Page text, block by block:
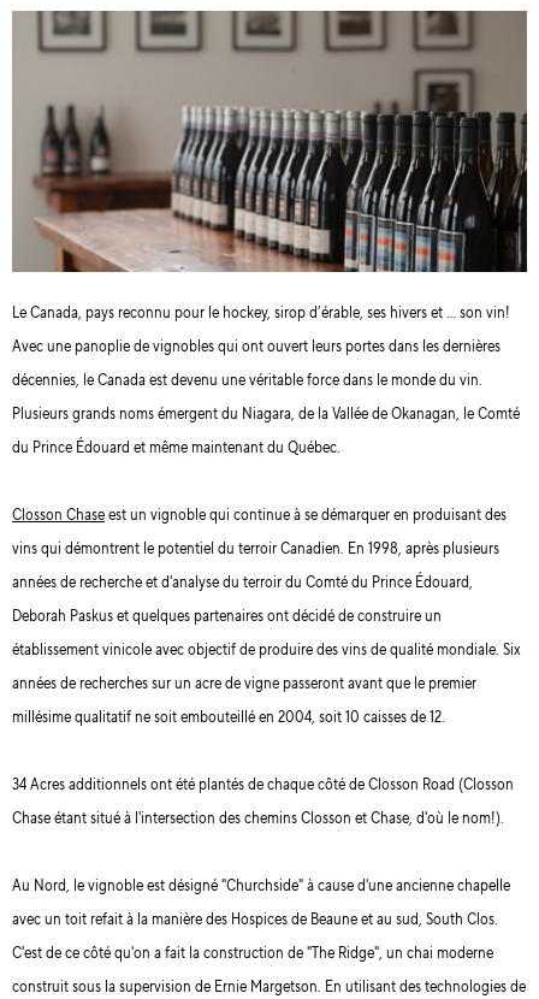
Le Canada, pays reconnu pour le hockey, sirop d’érable, ses hivers et … son vin!
Avec une panoplie de vignobles qui ont ouvert leurs portes dans les dernières
décennies, le Canada est devenu une véritable force dans le monde du vin.
Plusieurs grands noms émergent du Niagara, de la Vallée de Okanagan, le Comté
du Prince Édouard et même maintenant du Québec.
Closson Chaseest un vignoble qui continue à se démarquer en produisant des
vins qui démontrent le potentiel du terroir Canadien. En 1998, après plusieurs
années de recherche et d'analyse du terroir du Comté du Prince Édouard,
Deborah Paskus et quelques partenaires ont décidé de construire un
établissement vinicole avec objectif de produire des vins de qualité mondiale. Six
années de recherches sur un acre de vigne passeront avant que le premier
millésime qualitatif ne soit embouteillé en 2004, soit 10 caisses de 12.
34 Acres additionnels ont été plantés de chaque côté de Closson Road (Closson
Chase étant situé à l'intersection des chemins Closson et Chase, d'où le nom!).
Au Nord, le vignoble est désigné "Churchside" à cause d'une ancienne chapelle
avec un toit refait à la manière des Hospices de Beaune et au sud, South Clos.
C'est de ce côté qu'on a fait la construction de "The Ridge", un chai moderne
construit sous la supervision de Ernie Margetson. En utilisant des technologies de